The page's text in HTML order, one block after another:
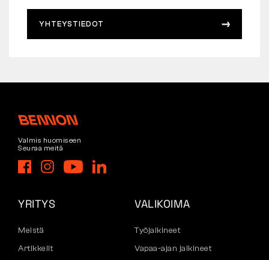
YHTEYSTIEDOT
Valmis huomiseen
Seuraa meitä
YRITYS
Meistä
Artikkelit
VALIKOIMA
Työjalkineet
Vapaa-ajan jalkineet